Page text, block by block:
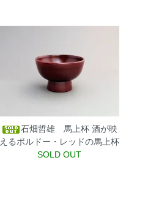
石畑哲雄 馬上杯酒が映
えるボルドー・レッドの馬上杯
SOLD OUT